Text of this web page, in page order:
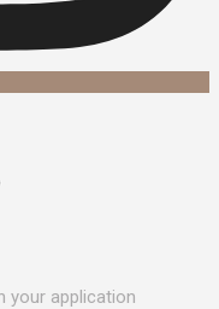
your application